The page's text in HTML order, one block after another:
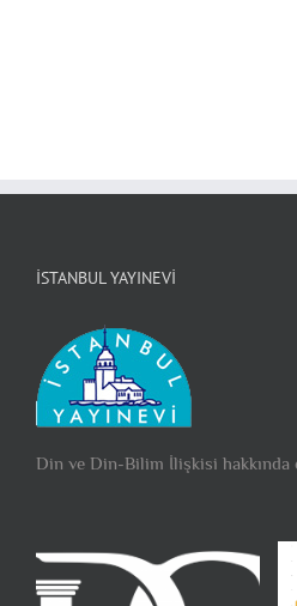
İSTANBUL YAYINEVI
Din ve Din-Bilim İlişkisi